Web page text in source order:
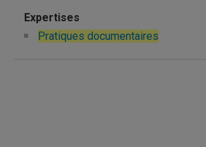
Pratiques documentaires